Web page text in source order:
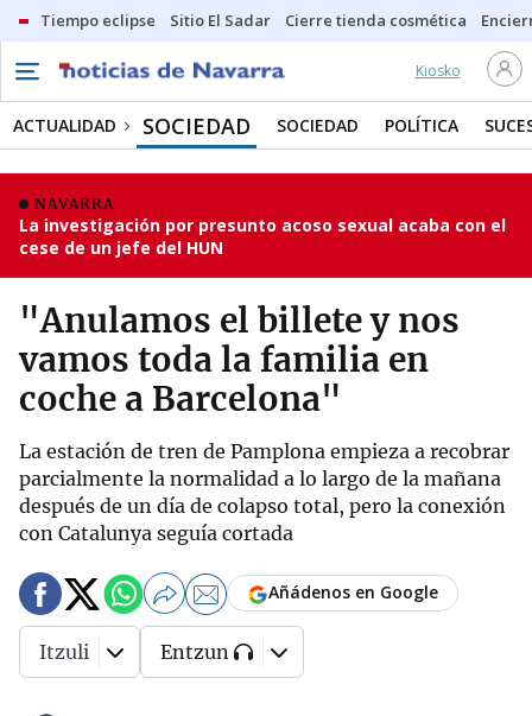
Tiempo eclipse Sitio El Sadar Cierre tienda cosmética
Kiosko
ACTUALIDAD SOCIEDAD SOCIEDAD POLÍTICA
NAVARRA
La investigación por presunto acoso sexual acaba con el
cese de un jefe del HUN
"Anulamos el billete y nos
vamos toda la familia en
coche a Barcelona"
La estación de tren de Pamplona empieza a recobrar
parcialmente la normalidad a lo largo de la mañana
después de un día de colapso total, pero la conexión
con Catalunya seguía cortada
Añádenos en Google
Itzuli Entzun